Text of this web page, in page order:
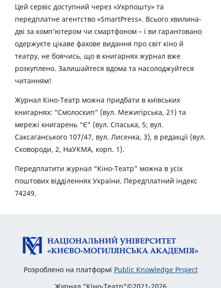
Цей сервіс доступний через «Укрпошту» та
передплатне агентство «SmartPress». Всього хвилина-
дві за комп’ютером чи смартфоном – і ви гарантовано
одержуєте цікаве фахове видання про світ кіно й
театру, не боячись, що в книгарнях журнал вже
розкуплено. Залишайтеся вдома та насолоджуйтеся
читанням!
Журнал Кіно-Театр можна придбати в київських
книгарнях: “Смолоскип” (вул. Межигірська, 21) та
мережі книгарень “Є” (вул. Спаська, 5; вул.
Саксаганського 107/47, вул. Лисенка, 3), в редакції (вул.
Сковороди, 2, НаУКМА, корп. 1).
Передплатити журнал “Кіно-Театр” можна в усіх
поштових відділеннях України. Передплатний індекс
74249.
Розроблено на платформі Public Knowledge Project